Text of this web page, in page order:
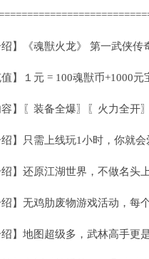
绍】《魂獣火龙》 第一武侠传
值】１元 = 100魂獣币+1000元
容】〖装备全爆〗〖火力全开
绍】只需上线玩1小时，你就
绍】还原江湖世界，不做名头
绍】无鸡肋废物游戏活动，每
绍】地图超级多，武林高手更